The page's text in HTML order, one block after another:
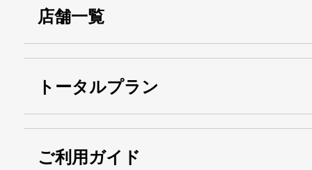
店舗一覧
トータルプラン
ご利用ガイド